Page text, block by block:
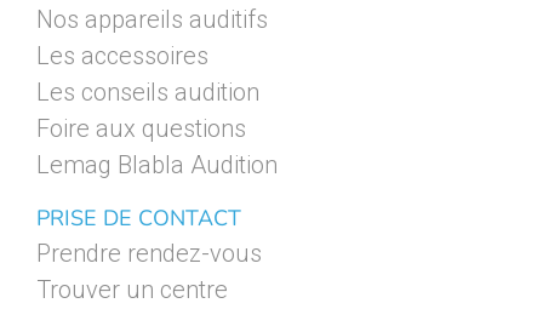
Nos appareils auditifs
Les accessoires
Les conseils audition
Foire aux questions
Lemag Blabla Audition
PRISE DE CONTACT
Prendre rendez-vous
Trouver un centre